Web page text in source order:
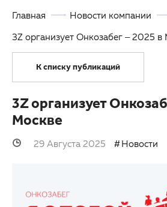
ОМС
Партнерам
Закупки
Клуб офтальмологов
Другие заболевания глаз
Детская офтальмология
Оптика
Главная
Новости компании
3Z организует Онкозабег – 2025 в
К списку публикаций
3Z организует
Москве
29 Августа 2025 Новости